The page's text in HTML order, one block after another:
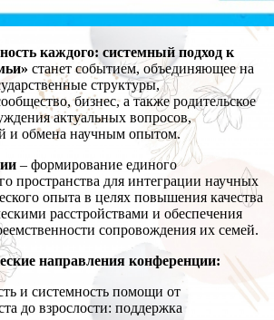
каждого: системный подход к
станет событием, объединяющее на
структуры,
бизнес, а также родительское
актуальных вопросов,
и обмена научным опытом.
– формирование единого
пространства для интеграции научных
опыта в целях повышения качества
расстройствами и обеспечения
сопровождения их семей.
направления конференции:
и системность помощи от
до взрослости: поддержка